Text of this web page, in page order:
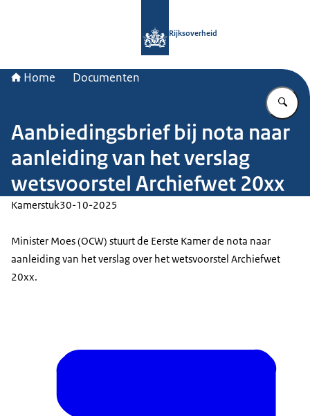
Rijksoverheid
Home Documenten
Aanbiedingsbrief bij nota naar
aanleiding van het verslag
wetsvoorstel Archiefwet 20xx
Kamerstuk30-10-2025
Minister Moes (OCW) stuurt de Eerste Kamer de nota naar
aanleiding van het verslag over het wetsvoorstel Archiefwet
20xx.